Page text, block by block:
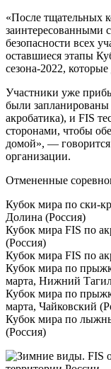
«После тщательных
заинтересованными
безопасности всех
оставшиеся этапы
сезона-2022,
Участники уже
были
акробатика), и FIS
сторонами, чтобы
домой», —
организации.
Отмененные
Кубок мира по ски-
Долина (Россия)
Кубок мира FIS по
(Россия)
Кубок мира FIS по
Кубок мира по
марта, Нижний
Кубок мира по
марта, Чайковский
Кубок мира по
(Россия)